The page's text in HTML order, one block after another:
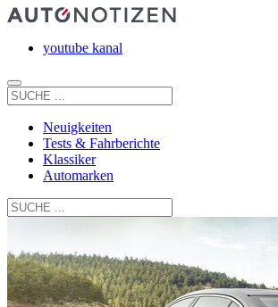
youtube kanal
Neuigkeiten
Tests & Fahrberichte
Klassiker
Automarken